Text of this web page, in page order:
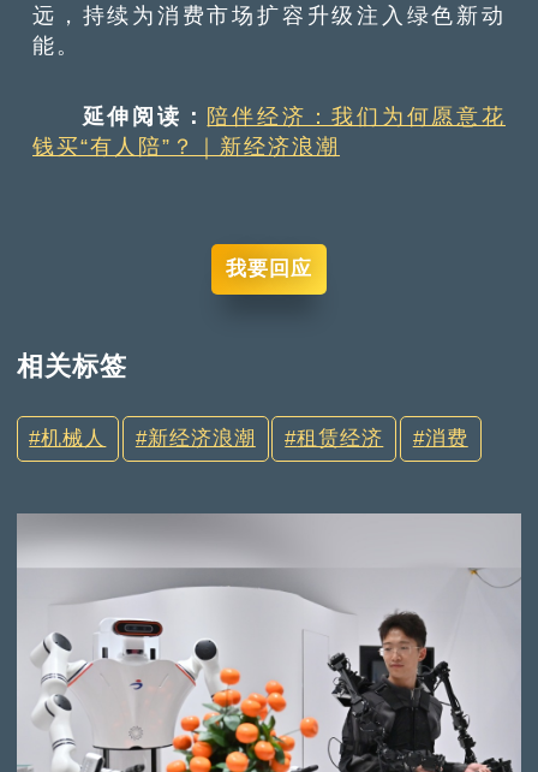
远，持续为消费市场扩容升级注入绿色新动
能。
延伸阅读： 陪伴经济：我们为何愿意花
钱买“有人陪”？｜新经济浪潮
我要回应
相关标签
机械人 新经济浪潮 租赁经济 消费